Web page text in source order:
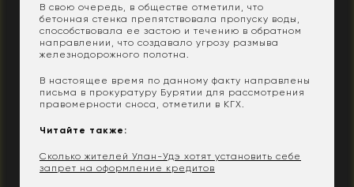
В свою очередь, в обществе отметили, что
бетонная стенка препятствовала пропуску воды,
способствовала ее застою и течению в обратном
направлении, что создавало угрозу размыва
железнодорожного полотна.
В настоящее время по данному факту направлены
письма в прокуратуру Бурятии для рассмотрения
правомерности сноса, отметили в КГХ.
Читайте также:
Сколько жителей Улан-Удэ хотят установить себе
запрет на оформление кредитов